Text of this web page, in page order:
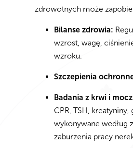
zdrowotnych może
Bilanse zdrowia:
wzrost, wagę,
wzroku.
Szczepienia
Badania z krwi i
CPR, TSH,
wykonywane według
zaburzenia pracy